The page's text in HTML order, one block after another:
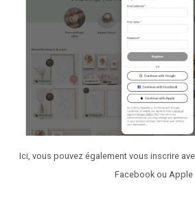
Ici, vous pouvez également vous inscrire
Facebook ou Apple